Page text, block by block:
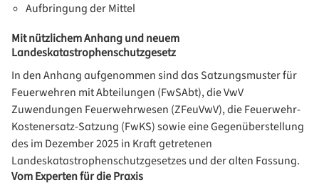
Aufbringung der Mittel
Mit nützlichem Anhang und neuem
Landeskatastrophenschutzgesetz
In den Anhang aufgenommen sind das Satzungsmuster für
Feuerwehren mit Abteilungen (FwSAbt), die VwV
Zuwendungen Feuerwehrwesen (ZFeuVwV), die Feuerwehr-
Kostenersatz-Satzung (FwKS) sowie eine Gegenüberstellung
des im Dezember 2025 in Kraft getretenen
Landeskatastrophenschutzgesetzes und der alten Fassung.
Vom Experten für die Praxis